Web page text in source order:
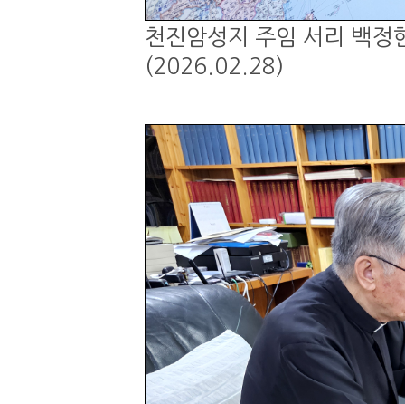
천진암성지 주임 서리 백정
(2026.02.28)